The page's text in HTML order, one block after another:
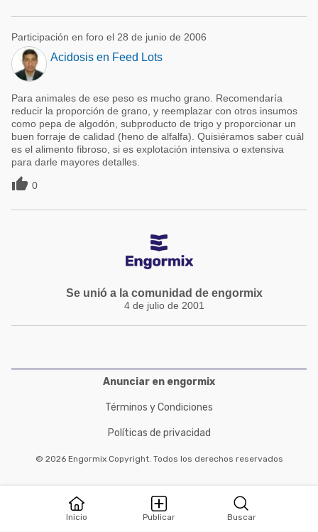
Inicio Publicar Buscar
Participación en foro el 28 de junio de 2006
Acidosis en Feed Lots
Para animales de ese peso es mucho grano. Recomendaría
reducir la proporción de grano, y reemplazar con otros insumos
como pepa de algodón, subproducto de trigo y proporcionar un
buen forraje de calidad (heno de alfalfa). Quisiéramos saber cuál
es el alimento fibroso, si es explotación intensiva o extensiva
para darle mayores detalles.
 0
Se unió a la comunidad de engormix
4 de julio de 2001
Anunciar en engormix
Términos y Condiciones
Políticas de privacidad
© 2026 Engormix Copyright. Todos los derechos reservados